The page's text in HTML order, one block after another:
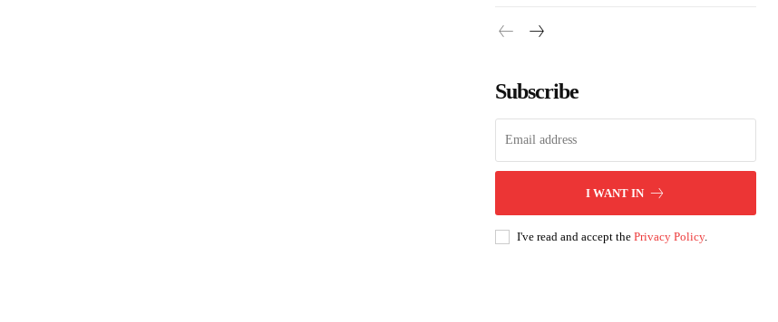
Subscribe
I WANT IN
I've read and accept the Privacy Policy.